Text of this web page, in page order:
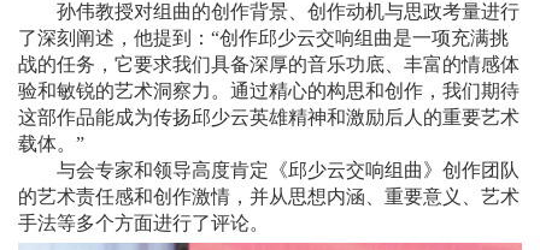
孙伟教授对组曲的创作背景、创作动机与思政考量进行
了深刻阐述，他提到：“创作邱少云交响组曲是一项充满挑
战的任务，它要求我们具备深厚的音乐功底、丰富的情感体
验和敏锐的艺术洞察力。通过精心的构思和创作，我们期待
这部作品能成为传扬邱少云英雄精神和激励后人的重要艺术
载体。”
与会专家和领导高度肯定《邱少云交响组曲》创作团队
的艺术责任感和创作激情，并从思想内涵、重要意义、艺术
手法等多个方面进行了评论。